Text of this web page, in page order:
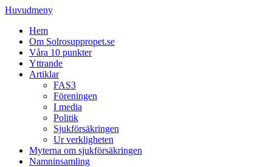
Huvudmeny
Hem
Om Solrosuppropet.se
Våra 10 punkter
Yttrande
Artiklar
FAS3
Föreningen
I media
Politik
Sjukförsäkringen
Ur verkligheten
Myterna om sjukförsäkringen
Namninsamling